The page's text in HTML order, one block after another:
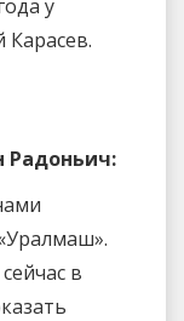
у
Карасев.
Радоньич:
в